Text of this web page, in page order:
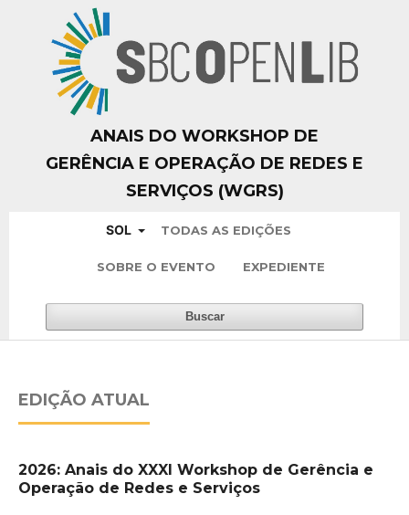
ANAIS DO WORKSHOP DE
GERÊNCIA E OPERAÇÃO DE REDES E
SERVIÇOS (WGRS)
SOL TODAS AS EDIÇÕES
SOBRE O EVENTO EXPEDIENTE
Buscar
EDIÇÃO ATUAL
2026: Anais do XXXI Workshop de Gerência e
Operação de Redes e Serviços